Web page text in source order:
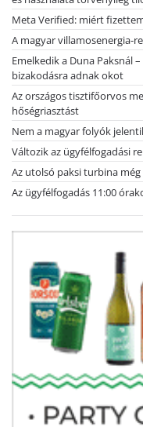
Meta Verified: miért
A magyar villamosenergia-
Emelkedik a Duna Paksnál
bizakodásra adnak okot
Az országos tisztifőorvos
hőségriasztást
Nem a magyar folyók
Változik az ügyfélfogadási
Az utolsó paksi turbina
Az ügyfélfogadás 11:00